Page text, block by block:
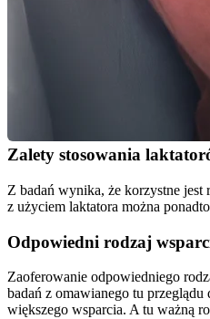
Zalety stosowania
Z badań wynika, że korzystne
z użyciem laktatora można
Odpowiedni rodzaj
Zaoferowanie odpowiedniego
badań z omawianego tu
większego wsparcia. A tu ważną